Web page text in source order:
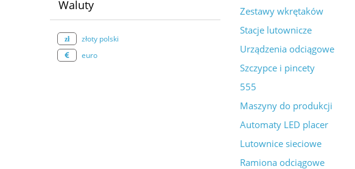
Waluty
złoty polski
euro
Zestawy wkrętaków
Stacje lutownicze
Urządzenia odciągowe
Szczypce i pincety
555
Maszyny do produkcji
Automaty LED placer
Lutownice sieciowe
Ramiona odciągowe